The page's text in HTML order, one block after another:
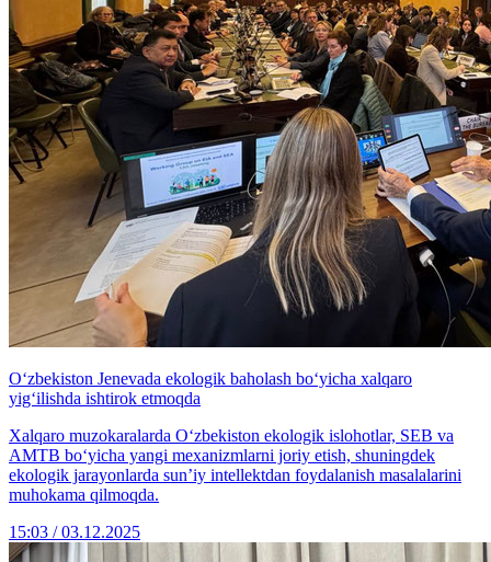
O‘zbekiston Jenevada ekologik baholash bo‘yicha xalqaro
yig‘ilishda ishtirok etmoqda
Xalqaro muzokaralarda O‘zbekiston ekologik islohotlar, SEB va
AMTB bo‘yicha yangi mexanizmlarni joriy etish, shuningdek
ekologik jarayonlarda sun’iy intellektdan foydalanish masalalarini
muhokama qilmoqda.
15:03 / 03.12.2025